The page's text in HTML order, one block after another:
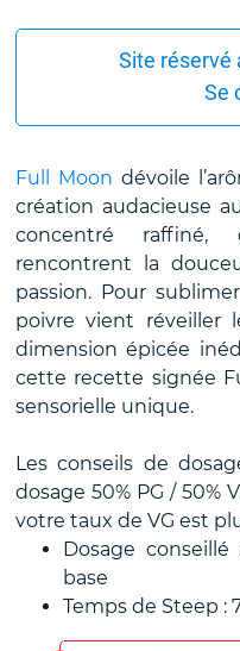
Site réservé
Se
Full Moon dévoile
création audacieuse
concentré raffiné,
rencontrent la
passion. Pour
poivre vient réveiller
dimension épicée
cette recette signée
sensorielle unique.
Les conseils de
dosage 50% PG / 50%
votre taux de VG est
Dosage
base
Temps de Steep :